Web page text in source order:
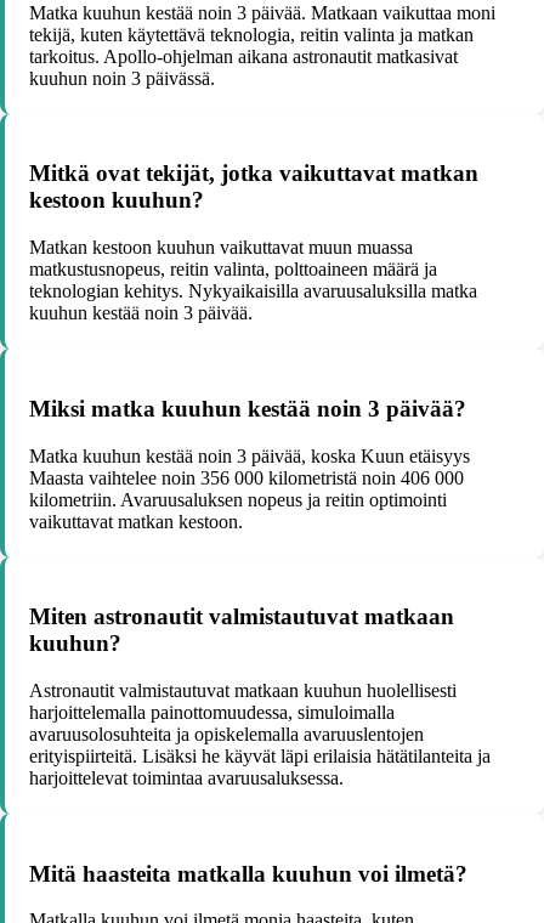
Matka kuuhun kestää noin 3 päivää. Matkaan vaikuttaa moni
tekijä, kuten käytettävä teknologia, reitin valinta ja matkan
tarkoitus. Apollo-ohjelman aikana astronautit matkasivat
kuuhun noin 3 päivässä.
Mitkä ovat tekijät, jotka vaikuttavat matkan
kestoon kuuhun?
Matkan kestoon kuuhun vaikuttavat muun muassa
matkustusnopeus, reitin valinta, polttoaineen määrä ja
teknologian kehitys. Nykyaikaisilla avaruusaluksilla matka
kuuhun kestää noin 3 päivää.
Miksi matka kuuhun kestää noin 3 päivää?
Matka kuuhun kestää noin 3 päivää, koska Kuun etäisyys
Maasta vaihtelee noin 356 000 kilometristä noin 406 000
kilometriin. Avaruusaluksen nopeus ja reitin optimointi
vaikuttavat matkan kestoon.
Miten astronautit valmistautuvat matkaan
kuuhun?
Astronautit valmistautuvat matkaan kuuhun huolellisesti
harjoittelemalla painottomuudessa, simuloimalla
avaruusolosuhteita ja opiskelemalla avaruuslentojen
erityispiirteitä. Lisäksi he käyvät läpi erilaisia hätätilanteita ja
harjoittelevat toimintaa avaruusaluksessa.
Mitä haasteita matkalla kuuhun voi ilmetä?